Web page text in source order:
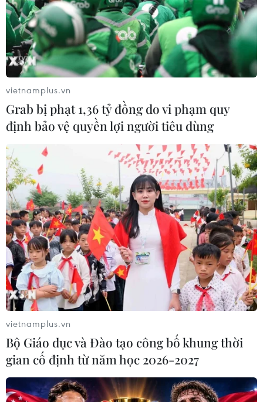
vietnamplus.vn
Grab bị phạt 1,36 tỷ đồng do vi phạm quy
định bảo vệ quyền lợi người tiêu dùng
vietnamplus.vn
Bộ Giáo dục và Đào tạo công bố khung thời
gian cố định từ năm học 2026-2027